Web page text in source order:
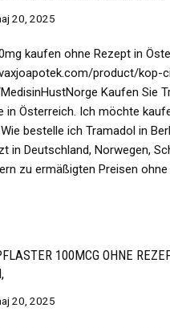
20, 2025
kaufen ohne Rezept in
product/kop-
Kaufen Sie
in Österreich. Ich möchte
bestelle ich Tramadol in
in Deutschland, Norwegen,
zu ermäßigten Preisen
100MCG OHNE
20, 2025